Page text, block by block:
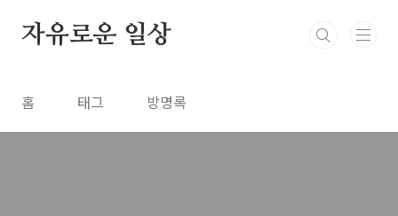
자유로운 일상
홈 태그 방명록